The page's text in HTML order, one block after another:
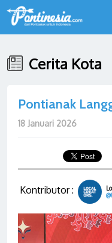
Cerita Kota
Pontianak
18 Januari 2026
Kontributor :